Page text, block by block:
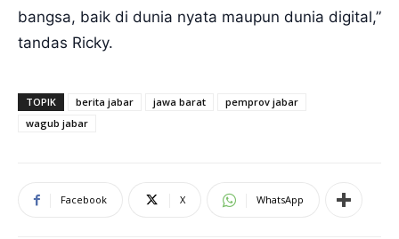
bangsa, baik di dunia nyata maupun dunia digital,”
tandas Ricky.
TOPIK berita jabar jawa barat
pemprov jabar
wagub jabar
Facebook X WhatsApp